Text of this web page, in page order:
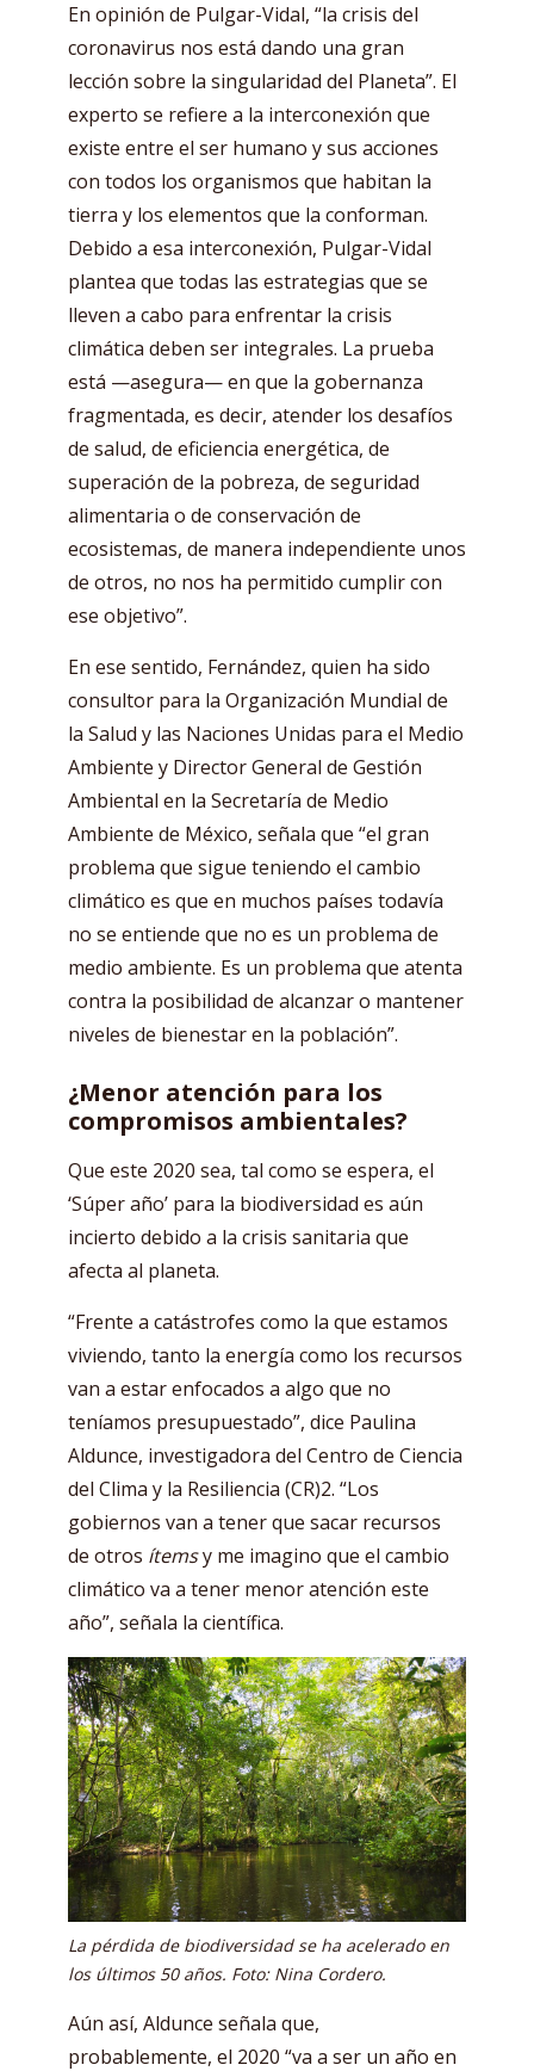
En opinión de Pulgar-Vidal, “la crisis del
coronavirus nos está dando una gran
lección sobre la singularidad del Planeta”. El
experto se refiere a la interconexión que
existe entre el ser humano y sus acciones
con todos los organismos que habitan la
tierra y los elementos que la conforman.
Debido a esa interconexión, Pulgar-Vidal
plantea que todas las estrategias que se
lleven a cabo para enfrentar la crisis
climática deben ser integrales. La prueba
está —asegura— en que la gobernanza
fragmentada, es decir, atender los desafíos
de salud, de eficiencia energética, de
superación de la pobreza, de seguridad
alimentaria o de conservación de
ecosistemas, de manera independiente unos
de otros, no nos ha permitido cumplir con
ese objetivo”.
En ese sentido, Fernández, quien ha sido
consultor para la Organización Mundial de
la Salud y las Naciones Unidas para el Medio
Ambiente y Director General de Gestión
Ambiental en la Secretaría de Medio
Ambiente de México, señala que “el gran
problema que sigue teniendo el cambio
climático es que en muchos países todavía
no se entiende que no es un problema de
medio ambiente. Es un problema que atenta
contra la posibilidad de alcanzar o mantener
niveles de bienestar en la población”.
¿Menor atención para los
compromisos ambientales?
Que este 2020 sea, tal como se espera, el
‘Súper año’ para la biodiversidad es aún
incierto debido a la crisis sanitaria que
afecta al planeta.
“Frente a catástrofes como la que estamos
viviendo, tanto la energía como los recursos
van a estar enfocados a algo que no
teníamos presupuestado”, dice Paulina
Aldunce, investigadora del Centro de Ciencia
del Clima y la Resiliencia (CR)2. “Los
gobiernos van a tener que sacar recursos
de otros ítemsy me imagino que el cambio
climático va a tener menor atención este
año”, señala la científica.
La pérdida de biodiversidad se ha acelerado en
los últimos 50 años. Foto: Nina Cordero.
Aún así, Aldunce señala que,
probablemente, el 2020 “va a ser un año en